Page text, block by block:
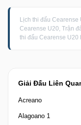
Giải Đấu Liên
Acreano
Alagoano 1
Lịch thi đấu Cearense
Cearense U20, Trận
thi đấu Cearense U20